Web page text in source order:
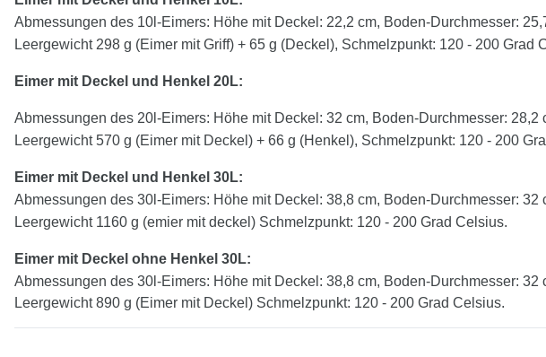
Abmessungen des 10l-Eimers: Höhe mit Deckel: 22,2 cm, Boden-Durchmesser:
Leergewicht 298 g (Eimer mit Griff) + 65 g (Deckel), Schmelzpunkt: 120 - 200 Grad
Eimer mit Deckel und Henkel 20L:
Abmessungen des 20l-Eimers: Höhe mit Deckel: 32 cm, Boden-Durchmesser:
Leergewicht 570 g (Eimer mit Deckel) + 66 g (Henkel), Schmelzpunkt: 120 - 200
Eimer mit Deckel und Henkel 30L:
Abmessungen des 30l-Eimers: Höhe mit Deckel: 38,8 cm, Boden-Durchmesser:
Leergewicht 1160 g (emier mit deckel) Schmelzpunkt: 120 - 200 Grad Celsius.
Eimer mit Deckel ohne Henkel 30L:
Abmessungen des 30l-Eimers: Höhe mit Deckel: 38,8 cm, Boden-Durchmesser:
Leergewicht 890 g (Eimer mit Deckel) Schmelzpunkt: 120 - 200 Grad Celsius.